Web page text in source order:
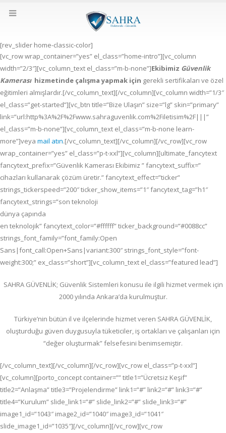
[rev_slider home-classic-color]
[vc_row wrap_container=”yes” el_class=”home-intro”][vc_column
width=”2/3″][vc_column_text el_class=”m-b-none”]Ekibimiz Güvenlik
Kamerasıhizmetinde çalışma yapmak için gerekli sertifikaları ve özel
eğitimleri almışlardır.[/vc_column_text][/vc_column][vc_column width=”1/3″
el_class=”get-started”][vc_btn title=”Bize Ulaşın” size=”lg” skin=”primary”
link=”url:http%3A%2F%2Fwww.sahraguvenlik.com%2Filetisim%2F|||”
el_class=”m-b-none”][vc_column_text el_class=”m-b-none learn-
more”]veya mail atın.[/vc_column_text][/vc_column][/vc_row][vc_row
wrap_container=”yes” el_class=”p-t-xxl”][vc_column][ultimate_fancytext
fancytext_prefix=”Güvenlik Kamerası Ekibimiz ” fancytext_suffix=”
cihazları kullanarak çözüm üretir.” fancytext_effect=”ticker”
strings_tickerspeed=”200″ ticker_show_items=”1″ fancytext_tag=”h1″
fancytext_strings=”son teknoloji
dünya çapında
en teknolojik” fancytext_color=”#ffffff” ticker_background=”#0088cc”
strings_font_family=”font_family:Open
Sans|font_call:Open+Sans|variant:300″ strings_font_style=”font-
weight:300;” ex_class=”short”][vc_column_text el_class=”featured lead”]
SAHRA GÜVENLİK; Güvenlik Sistemleri konusu ile ilgili hizmet vermek için
2000 yılında Ankara’da kurulmuştur.
Türkiye’nin bütün il ve ilçelerinde hizmet veren SAHRA GÜVENLİK,
oluşturduğu güven duygusuyla tüketiciler, iş ortakları ve çalışanları için
“değer oluşturmak” felsefesini benimsemiştir.
[/vc_column_text][/vc_column][/vc_row][vc_row el_class=”p-t-xxl”]
[vc_column][porto_concept container=”” title1=”Ücretsiz Keşif”
title2=”Anlaşma” title3=”Projelendirme” link1=”#” link2=”#” link3=”#”
title4=”Kurulum” slide_link1=”#” slide_link2=”#” slide_link3=”#”
image1_id=”1043″ image2_id=”1040″ image3_id=”1041″
slide_image1_id=”1035″][/vc_column][/vc_row][vc_row